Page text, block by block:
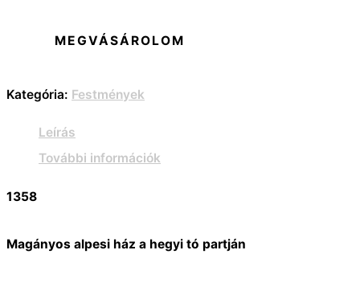
MEGVÁSÁROLOM
Kategória: Festmények
Leírás
További információk
1358
Magányos alpesi ház a hegyi tó partján